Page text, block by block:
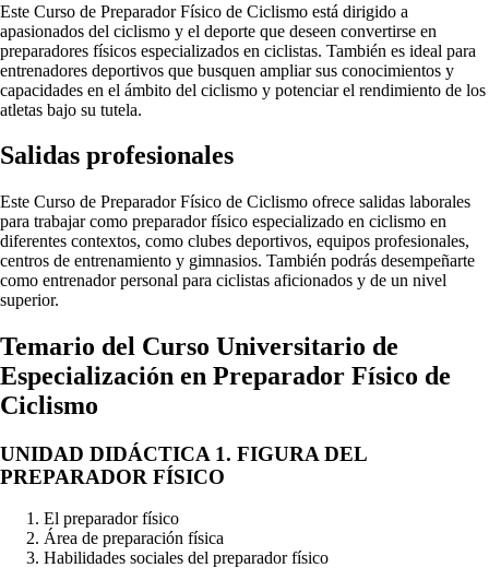
Este Curso de Preparador Físico de Ciclismo está dirigido a
apasionados del ciclismo y el deporte que deseen convertirse en
preparadores físicos especializados en ciclistas. También es ideal para
entrenadores deportivos que busquen ampliar sus conocimientos y
capacidades en el ámbito del ciclismo y potenciar el rendimiento de los
atletas bajo su tutela.
Salidas profesionales
Este Curso de Preparador Físico de Ciclismo ofrece salidas laborales
para trabajar como preparador físico especializado en ciclismo en
diferentes contextos, como clubes deportivos, equipos profesionales,
centros de entrenamiento y gimnasios. También podrás desempeñarte
como entrenador personal para ciclistas aficionados y de un nivel
superior.
Temario del Curso Universitario de
Especialización en Preparador Físico de
Ciclismo
UNIDAD DIDÁCTICA 1. FIGURA DEL
PREPARADOR FÍSICO
El preparador físico
Área de preparación física
Habilidades sociales del preparador físico